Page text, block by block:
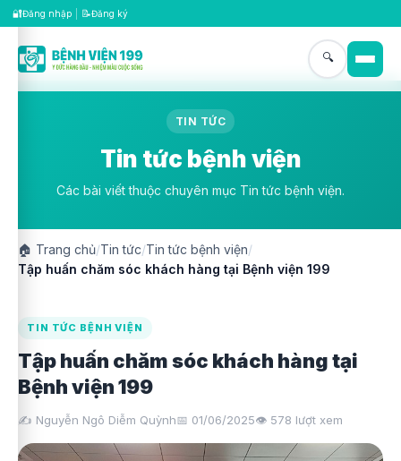
🔐Đăng nhập 📝Đăng ký
🔍
TIN TỨC
Tin tức bệnh viện
Các bài viết thuộc chuyên mục Tin tức bệnh viện.
🏠 Trang chủ/Tin tức/Tin tức bệnh viện/
Tập huấn chăm sóc khách hàng tại Bệnh viện 199
TIN TỨC BỆNH VIỆN
Tập huấn chăm sóc khách hàng tại
Bệnh viện 199
✍️ Nguyễn Ngô Diễm Quỳnh📅 01/06/2025👁️ 578 lượt xem